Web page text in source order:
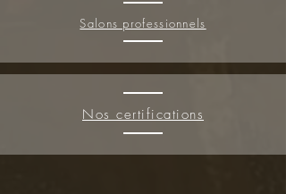
Salons professionnels
Nos certifications